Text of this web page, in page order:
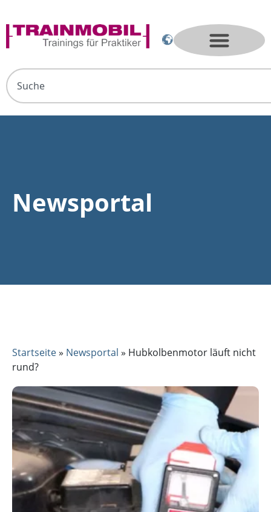
Newsportal
Startseite» Newsportal » Hubkolbenmotor läuft nicht
rund?